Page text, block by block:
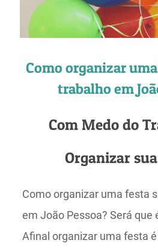
Como organizar
trabalho em
Com Medo do
Organizar
Como organizar uma festa
em João Pessoa? Será que
Afinal organizar uma festa